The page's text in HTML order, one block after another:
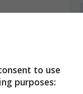
un’altra
una
to use
purposes: